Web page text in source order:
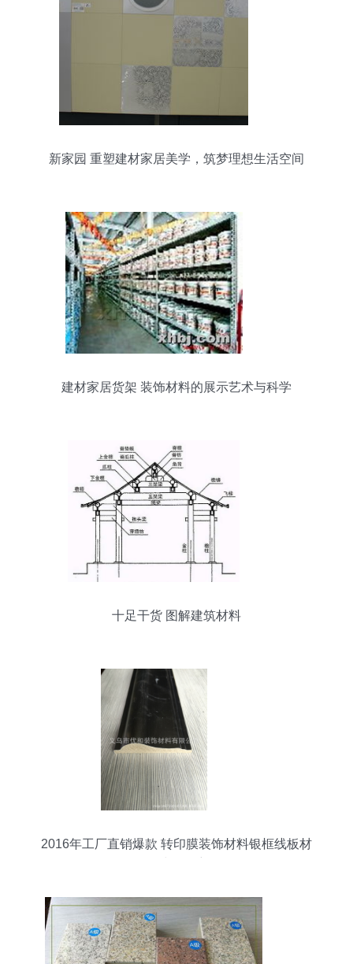
新家园 重塑建材家居美学，筑梦理想生活空间
建材家居货架 装饰材料的展示艺术与科学
十足干货 图解建筑材料
2016年工厂直销爆款 转印膜装饰材料银框线板材